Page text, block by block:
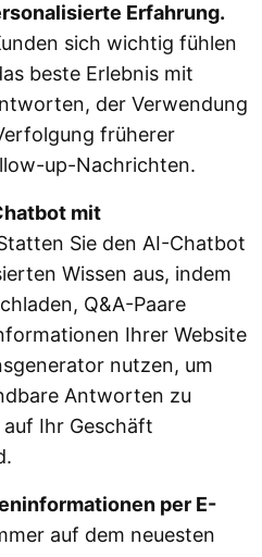
Erfahrung.
sich wichtig fühlen
beste Erlebnis mit
der Verwendung
früherer
up-Nachrichten.
mit
Sie den AI-Chatbot
Wissen aus, indem
Q&A-Paare
Ihrer Website
nutzen, um
Antworten zu
Ihr Geschäft
per E-
auf dem neuesten